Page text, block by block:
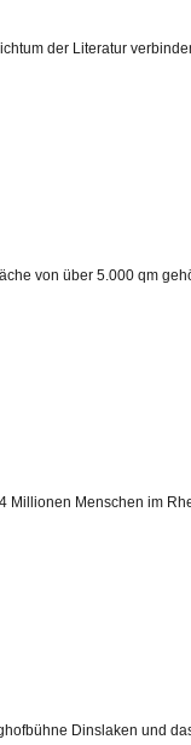
der Literatur
von über 5.000 qm
Millionen Menschen im
Dinslaken und